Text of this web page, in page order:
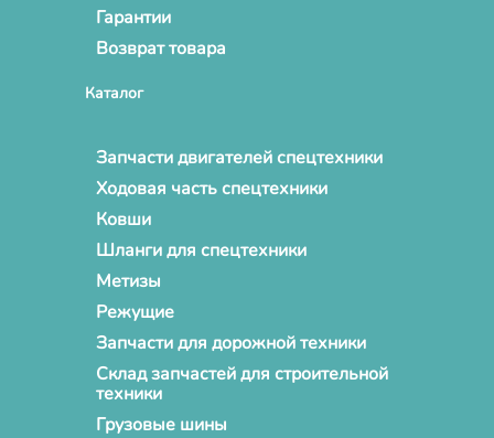
Гарантии
Возврат товара
Каталог
Запчасти двигателей спецтехники
Ходовая часть спецтехники
Ковши
Шланги для спецтехники
Метизы
Режущие
Запчасти для дорожной техники
Склад запчастей для строительной
техники
Грузовые шины